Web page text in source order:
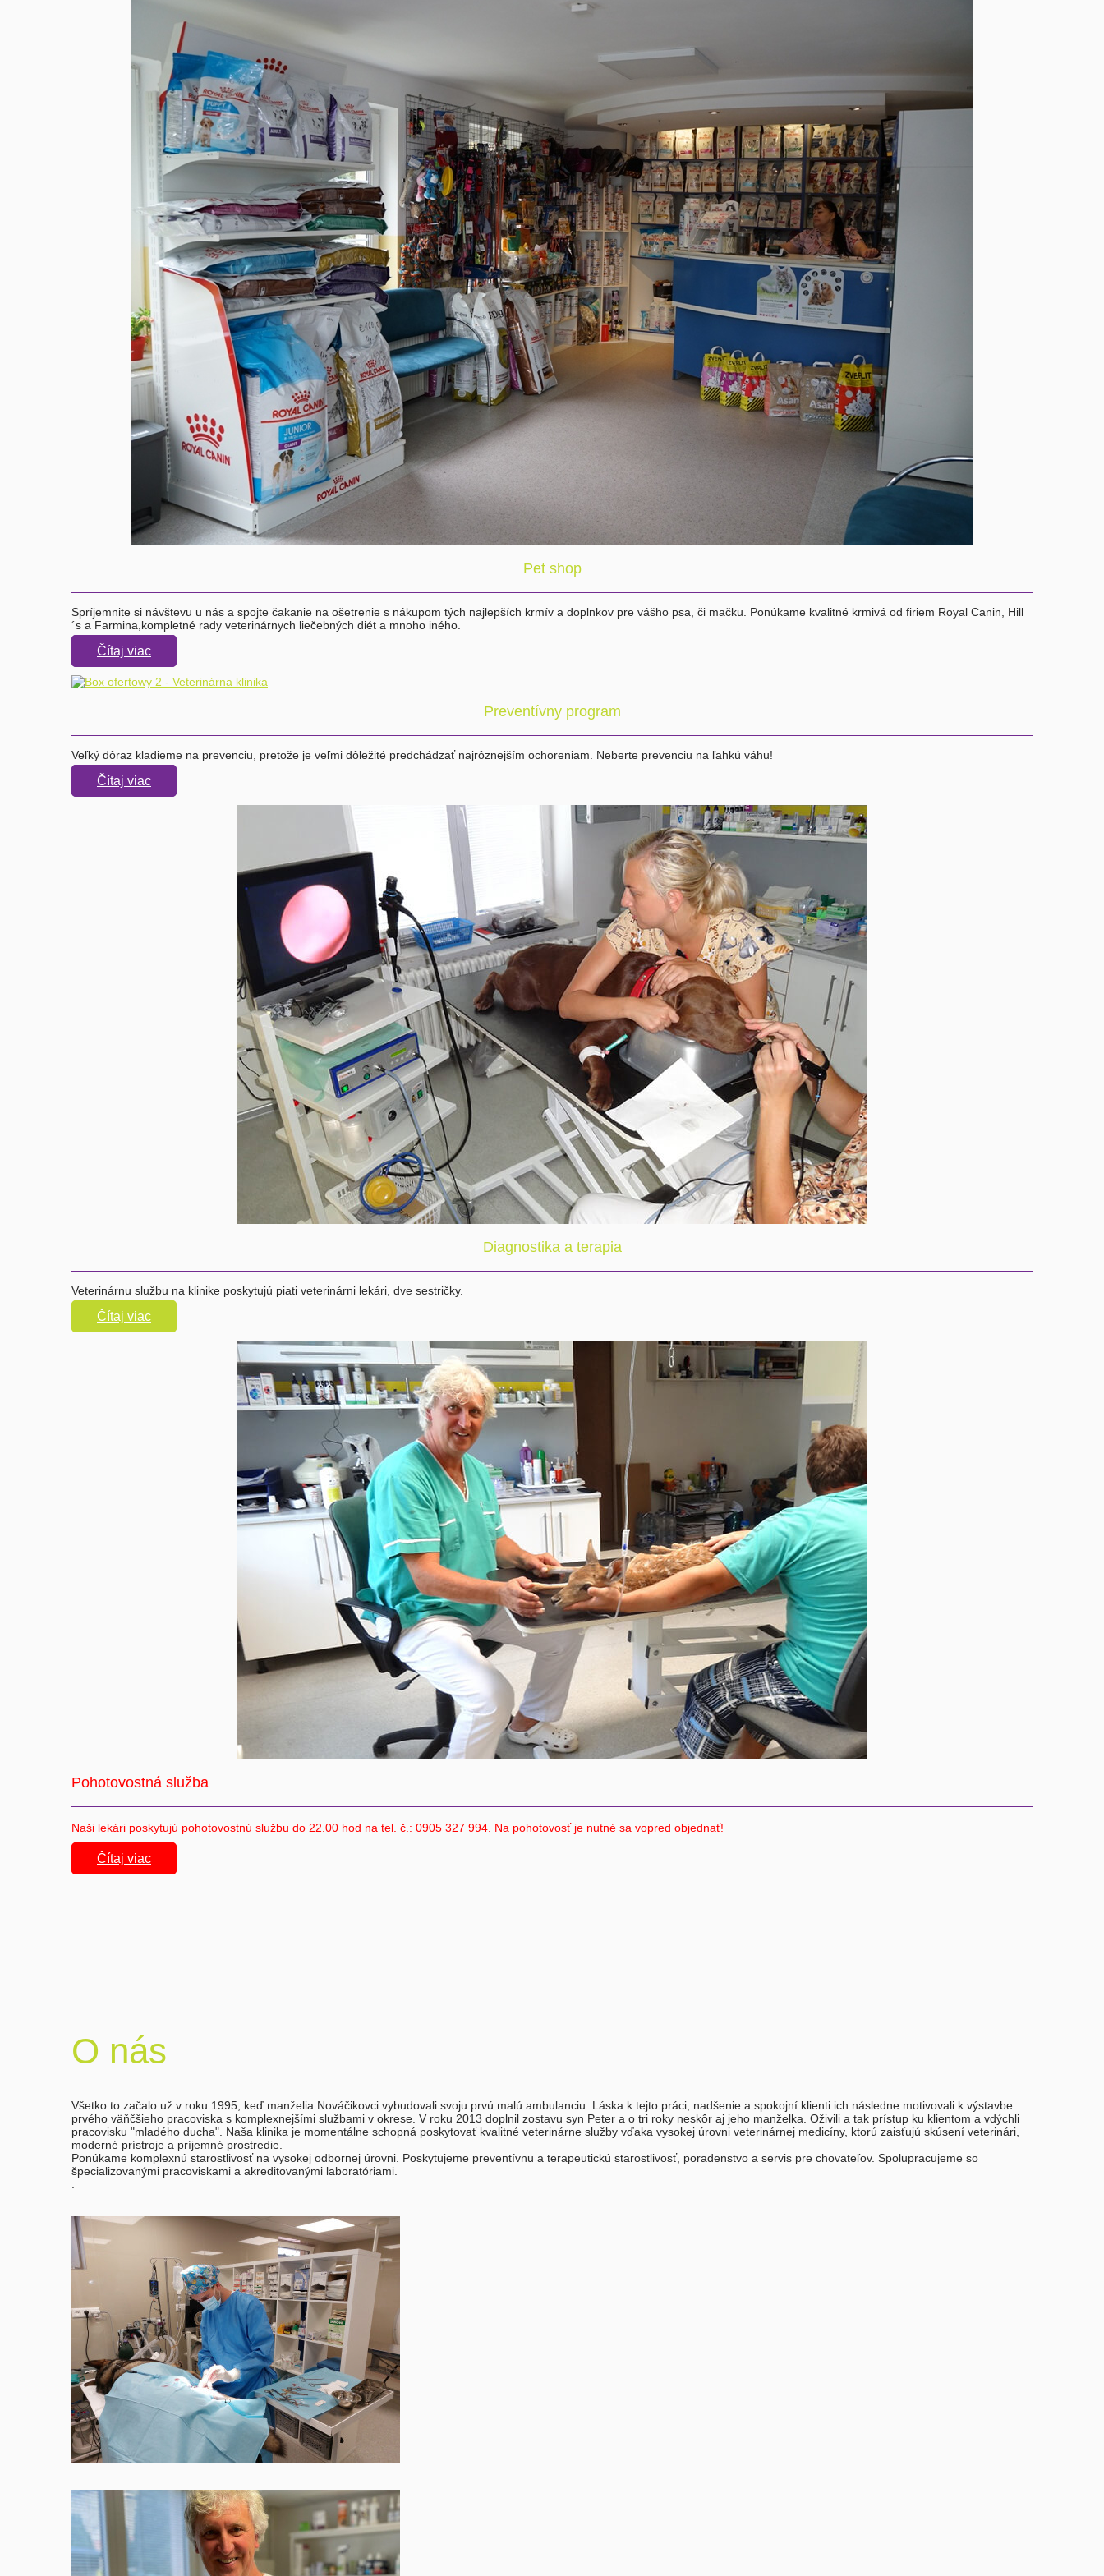
Pet shop
Spríjemnite si návštevu u nás a spojte čakanie na ošetrenie s nákupom tých najlepších krmív a doplnkov pre vášho psa, či mačku. Ponúkame kvalitné krmivá od firiem Royal Canin, Hill
´s a Farmina,kompletné rady veterinárnych liečebných diét a mnoho iného.
Čítaj viac
Preventívny program
Veľký dôraz kladieme na prevenciu, pretože je veľmi dôležité predchádzať najrôznejším ochoreniam. Neberte prevenciu na ľahkú váhu!
Čítaj viac
Diagnostika a terapia
Veterinárnu službu na klinike poskytujú piati veterinárni lekári, dve sestričky.
Čítaj viac
Pohotovostná služba
Naši lekári poskytujú pohotovostnú službu do 22.00 hod na tel. č.: 0905 327 994. Na pohotovosť je nutné sa vopred objednať!
Čítaj viac
O nás
Všetko to začalo už v roku 1995, keď manželia Nováčikovci vybudovali svoju prvú malú ambulanciu. Láska k tejto práci, nadšenie a spokojní klienti ich následne motivovali k výstavbe
prvého väňčšieho pracoviska s komplexnejšími službami v okrese. V roku 2013 doplnil zostavu syn Peter a o tri roky neskôr aj jeho manželka. Oživili a tak prístup ku klientom a vdýchli
pracovisku "mladého ducha". Naša klinika je momentálne schopná poskytovať kvalitné veterinárne služby vďaka vysokej úrovni veterinárnej medicíny, ktorú zaisťujú skúsení veterinári,
moderné prístroje a príjemné prostredie.
Ponúkame komplexnú starostlivosť na vysokej odbornej úrovni. Poskytujeme preventívnu a terapeutickú starostlivosť, poradenstvo a servis pre chovateľov. Spolupracujeme so
špecializovanými pracoviskami a akreditovanými laboratóriami.